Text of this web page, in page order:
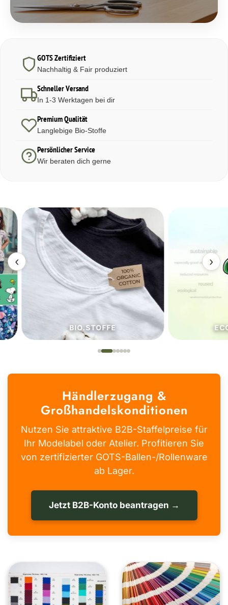
GOTS Zertifiziert
Nachhaltig & Fair produziert
Schneller Versand
In 1-3 Werktagen bei dir
Premium Qualität
Langlebige Bio-Stoffe
Persönlicher Service
Wir beraten dich gerne
‹
BIO.STOFFE
›
Händlerzugang &
Großhandelskonditionen
Nutzen Sie attraktive B2B-Staffelpreise für
Ihr Modelabel oder Atelier. Profitieren Sie
von zertifizierter GOTS-Ballen-/Rollenware
ab Lager.
Jetzt B2B-Konto beantragen →